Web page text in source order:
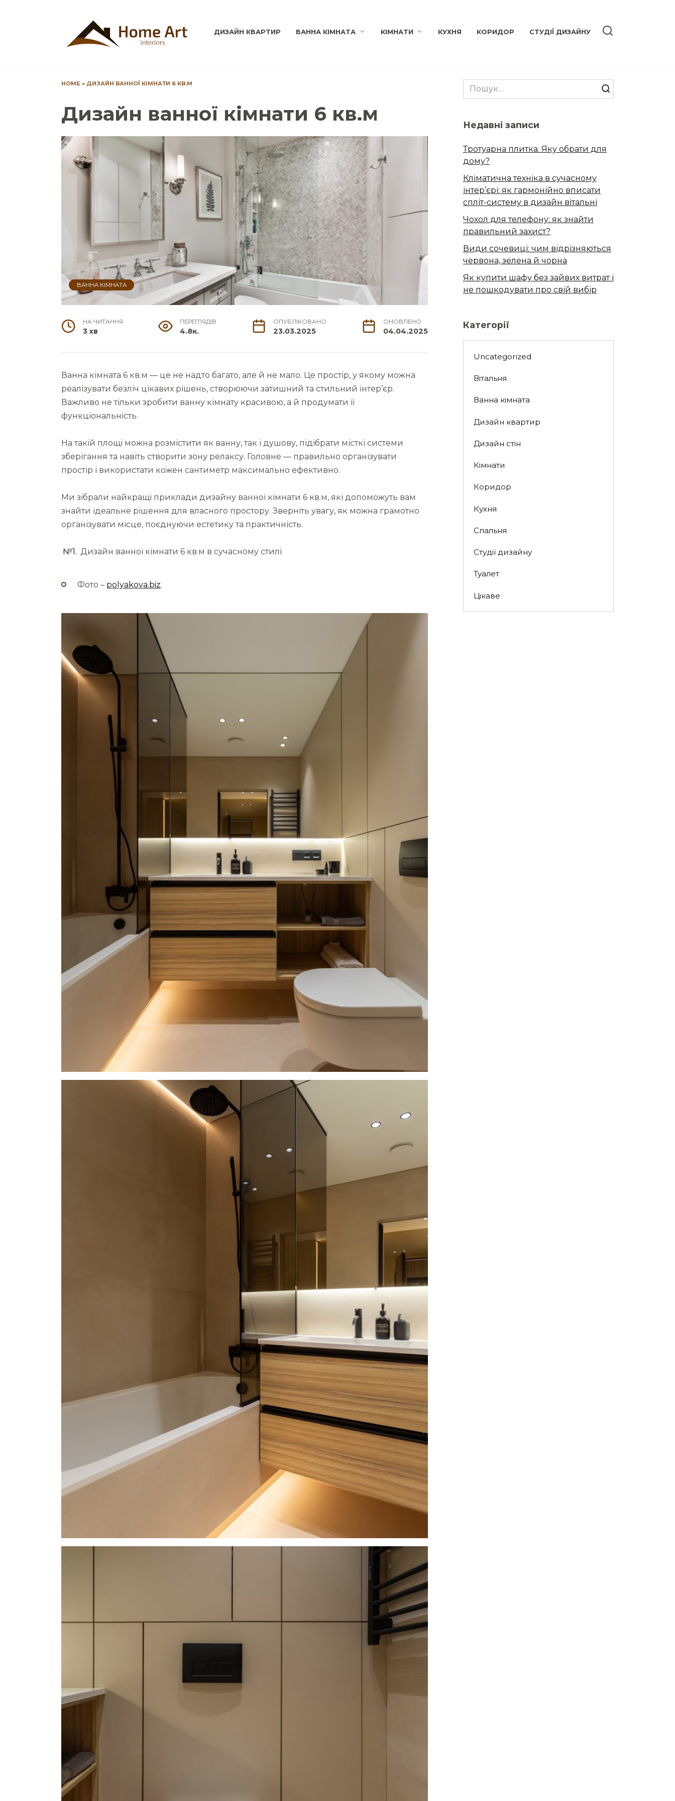
ДИЗАЙН КВАРТИР ВАННА КІМНАТА КІМНАТИ КУХНЯ КОРИДОР СТУДІЇ ДИЗАЙНУ
HOME » ДИЗАЙН ВАННОЇ КІМНАТИ 6 КВ.М
Дизайн ванної кімнати 6 кв.м
ВАННА КІМНАТА
НА ЧИТАННЯ
3 хв
ПЕРЕГЛЯДІВ
4.8к.
ОПУБЛІКОВАНО
23.03.2025
ОНОВЛЕНО
04.04.2025
Ванна кімната 6 кв.м — це не надто багато, але й не мало. Це простір, у якому можна
реалізувати безліч цікавих рішень, створюючи затишний та стильний інтер’єр.
Важливо не тільки зробити ванну кімнату красивою, а й продумати її
функціональність.
На такій площі можна розмістити як ванну, так і душову, підібрати місткі системи
зберігання та навіть створити зону релаксу. Головне — правильно організувати
простір і використати кожен сантиметр максимально ефективно.
Ми зібрали найкращі приклади дизайну ванної кімнати 6 кв.м, які допоможуть вам
знайти ідеальне рішення для власного простору. Зверніть увагу, як можна грамотно
організувати місце, поєднуючи естетику та практичність.
№1. Дизайн ванної кімнати 6 кв.м в сучасному стилі
Фото – polyakova.biz.
Search
for:
Недавні записи
Тротуарна плитка. Яку обрати для
дому?
Кліматична техніка в сучасному
інтер’єрі: як гармонійно вписати
спліт-систему в дизайн вітальні
Чохол для телефону: як знайти
правильний захист?
Види сочевиці: чим відрізняються
червона, зелена й чорна
Як купити шафу без зайвих витрат і
не пошкодувати про свій вибір
Категорії
Uncategorized
Вітальня
Ванна кімната
Дизайн квартир
Дизайн стін
Кімнати
Коридор
Кухня
Спальня
Студії дизайну
Туалет
Цікаве